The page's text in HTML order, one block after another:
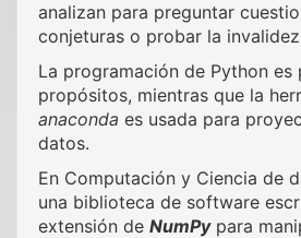
analizan para preguntar
conjeturas o probar la
La programación de Python es
propósitos, mientras que la
anaconda es usada para
datos.
En Computación y Ciencia de
una biblioteca de software
extensión de NumPypara